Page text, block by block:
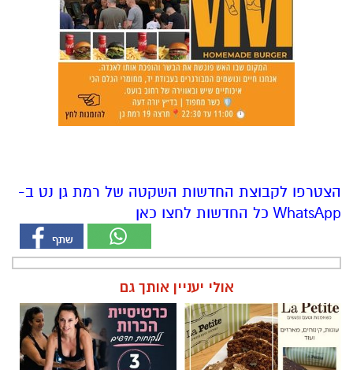
הצטרפו לקבוצת החדשות השקטה של רמת גן נט ב-
WhatsApp כל החדשות לחצו כאן
אולי יעניין אותך גם